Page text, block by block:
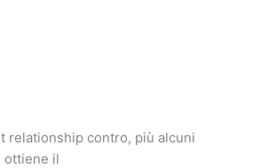
relationship contro, più alcuni
ottiene il